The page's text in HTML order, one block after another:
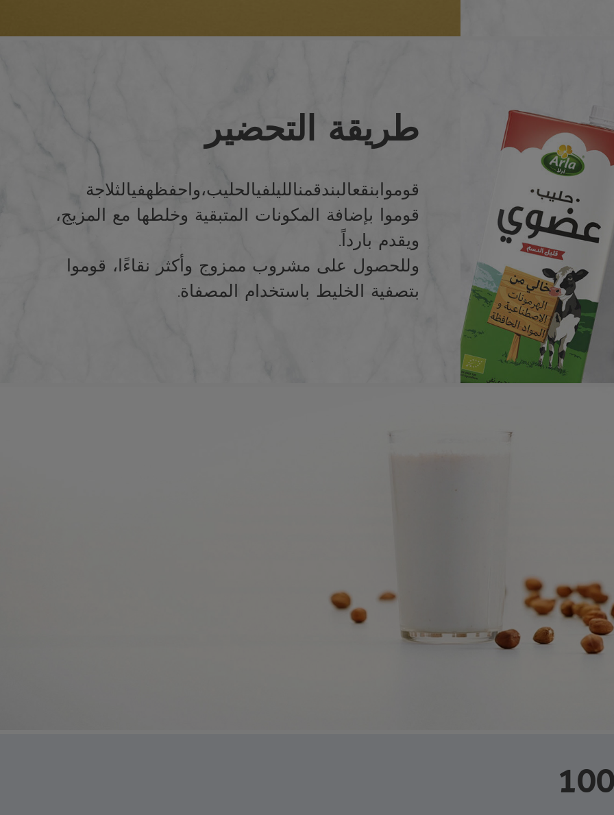
طريقة التحضير
قوموابنقعالبندقمنالليلفيالحليب،واحفظهفيالثلاجة
قوموا بإضافة المكونات المتبقية وخلطها مع المزيج،
ويقدم بارداً.
وللحصول على مشروب ممزوج وأكثر نقاءًا، قوموا
بتصفية الخليط باستخدام المصفاة.
الغذائية لكل 100